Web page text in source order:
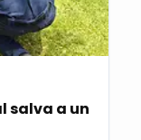
salva a un